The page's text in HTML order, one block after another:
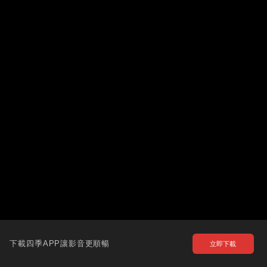
下載四季APP讓影音更順暢 立即下載